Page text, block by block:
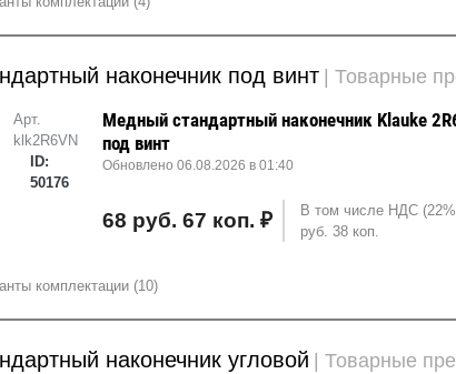
наконечник под винт | Товарные
Арт.
klk2R6VN
ID:
50176
Медный стандартный наконечник Klauke
под винт
Обновлено 06.08.2026 в 01:40
68 руб. 67 коп. ₽
В том числе НДС
руб. 38 коп.
комплектации (10)
наконечник угловой | Товарные